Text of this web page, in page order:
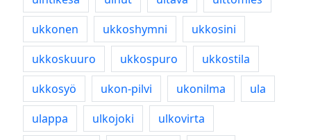
ukkonen
ukkoshymni
ukkosini
ukkoskuuro
ukkospuro
ukkostila
ukkosyö
ukon-pilvi ukonilma
ula
ulappa
ulkojoki
ulkovirta